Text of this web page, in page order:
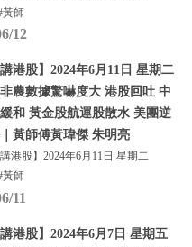
黃師
12
講港股】2024年6月11日 星期二
非農數據驚嚇度大 港股回吐 中
和 黃金股航運股散水 美團逆
黃師傅黃瑋傑 朱明亮
講港股】2024年6月11日 星期二
黃師
11
講港股】2024年6月7日 星期五